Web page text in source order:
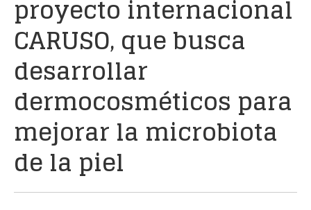
proyecto internacional
CARUSO, que busca
desarrollar
dermocosméticos para
mejorar la microbiota
de la piel